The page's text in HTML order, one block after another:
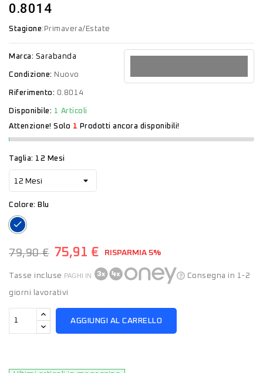
0.8014
Stagione:Primavera/Estate
Marca: Sarabanda
Condizione: Nuovo
Riferimento: 0.8014
Disponibile: 1 Articoli
Attenzione! Solo 1 Prodotti ancora disponibili!
Taglia: 12 Mesi
Colore: Blu
Blu
79,90 € 75,91 € RISPARMIA 5%
Tasse incluse PAGHI IN Consegna in 1-2
giorni lavorativi
AGGIUNGI AL CARRELLO